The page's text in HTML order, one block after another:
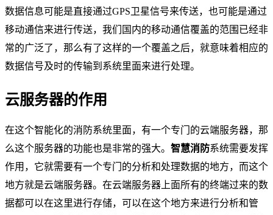
数据信息可能是直接通过GPS卫星信号来传送，也可能是通过
移动通信来进行传送，我们国内的移动通信覆盖的范围已经非
常的广泛了，那么有了这样的一个覆盖之后，就意味着相应的
数据信号及时的传输到系统里面来进行处理。
云服务器的作用
在这个智能化的消防系统里面，有一个专门的云端服务器，那
么这个服务器的功能也是非常的强大。 智慧消防系统需要发挥
作用，它就需要有一个专门的分析和处理数据的地方，而这个
地方就是云端服务器。在云端服务器上面所有的终端过来的数
据都可以在这里进行存储，可以在这个地方来进行分析和管